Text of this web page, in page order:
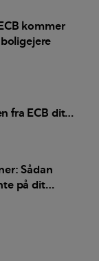
kommer
fra ECB dit
Sådan
på dit